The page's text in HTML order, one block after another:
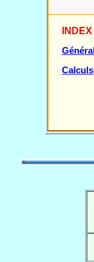
INDEX
Général
Calculs